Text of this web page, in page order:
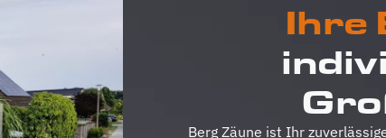
Ihre
Berg Zäune ist Ihr